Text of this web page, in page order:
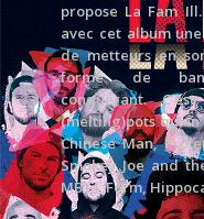
propose La Fam
avec cet album
de metteurs en
forme de
conquérant.
(melting)pots
Chinese Man,
Smokey Joe and
MB14, Form,